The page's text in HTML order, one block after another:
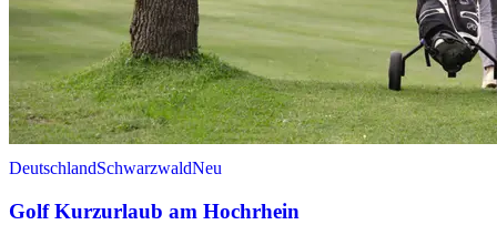
DeutschlandSchwarzwaldNeu
Golf Kurzurlaub am Hochrhein